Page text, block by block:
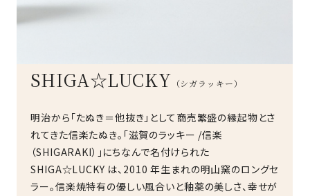
SHIGA☆LUCKY （シガラッキー）
明治から「たぬき＝他抜き」として商売繁盛の縁起物とさ
れてきた信楽たぬき。「滋賀のラッキー /信楽
（SHIGARAKI）」にちなんで名付けられた
SHIGA☆LUCKY は、2010 年生まれの明山窯のロングセ
ラー。信楽焼特有の優しい風合いと釉薬の美しさ、幸せが